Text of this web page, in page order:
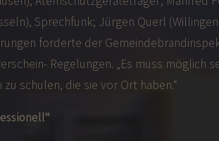
Sprechfunk; Jürgen Querl
forderte der
Regelungen. „Es muss möglich
zu schulen, die sie vor Ort haben.“